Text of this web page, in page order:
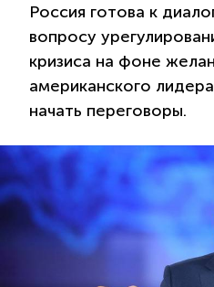
Россия готова к
вопросу
кризиса на фоне
американского
начать переговоры.